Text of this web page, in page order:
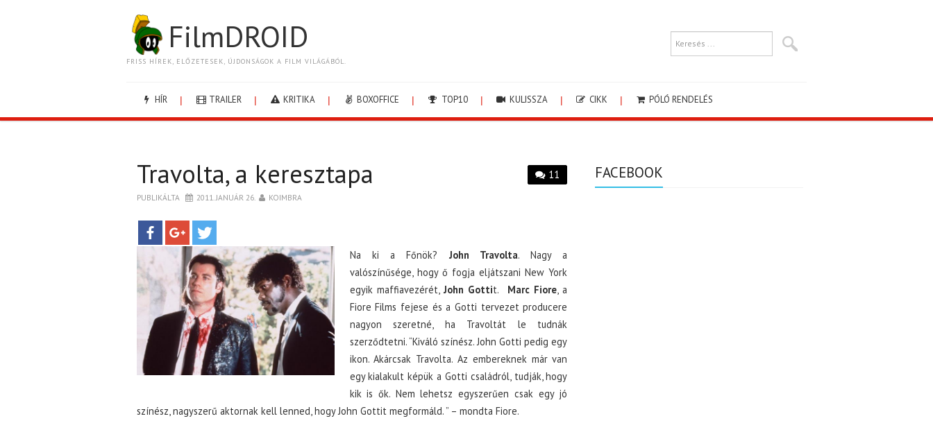
FilmDROID
FRISS HÍREK, ELŐZETESEK, ÚJDONSÁGOK A FILM VILÁGÁBÓL.
HÍR TRAILER KRITIKA BOXOFFICE TOP10 KULISSZA CIKK PÓLÓ RENDELÉS
11
Travolta, a keresztapa
PUBLIKÁLTA 2011. JANUÁR 26. KOIMBRA
Na ki a Főnök? John Travolta. Nagy a
valószínűsége, hogy ő fogja eljátszani New York
egyik maffiavezérét,John Gottit. Marc Fiore, a
Fiore Films fejese és a Gotti tervezet producere
nagyon szeretné, ha Travoltát le tudnák
szerződtetni. “Kiváló színész. John Gotti pedig egy
ikon. Akárcsak Travolta. Az embereknek már van
egy kialakult képük a Gotti családról, tudják, hogy
kik is ők. Nem lehetsz egyszerűen csak egy jó
színész, nagyszerű aktornak kell lenned, hogy John Gottit megformáld. ” – mondta Fiore.
FACEBOOK